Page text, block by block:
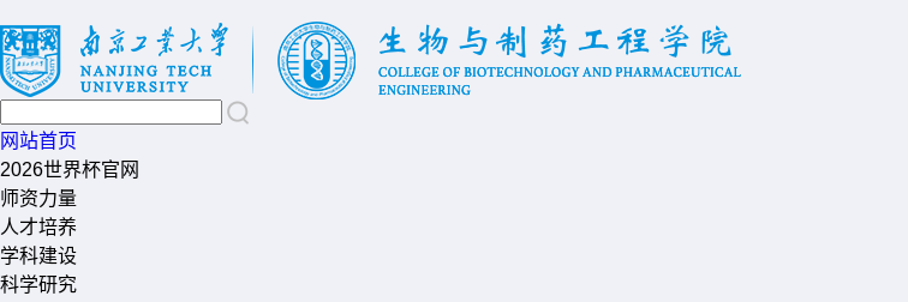
网站首页
2026世界杯官网
师资力量
人才培养
学科建设
科学研究